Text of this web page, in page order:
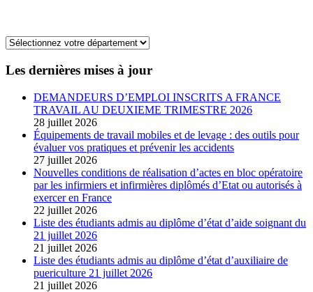
Les dernières mises à jour
DEMANDEURS D’EMPLOI INSCRITS A FRANCE
TRAVAIL AU DEUXIEME TRIMESTRE 2026
28 juillet 2026
Équipements de travail mobiles et de levage : des outils pour
évaluer vos pratiques et prévenir les accidents
27 juillet 2026
Nouvelles conditions de réalisation d’actes en bloc opératoire
par les infirmiers et infirmières diplômés d’Etat ou autorisés à
exercer en France
22 juillet 2026
Liste des étudiants admis au diplôme d’état d’aide soignant du
21 juillet 2026
21 juillet 2026
Liste des étudiants admis au diplôme d’état d’auxiliaire de
puericulture 21 juillet 2026
21 juillet 2026